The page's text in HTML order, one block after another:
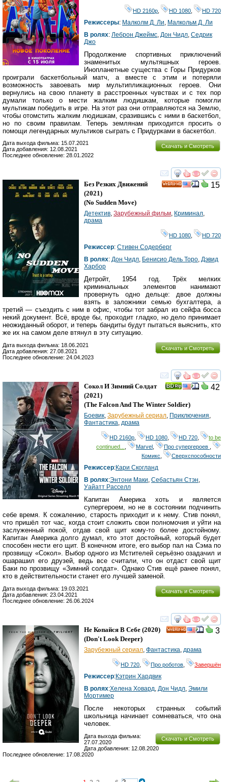
HD 2160р HD 1080 HD 720
Режиссеры: Малколм Д. Ли Малкольм Д. Ли
В ролях: Леброн Джеймс Дон Чидл Седрик
Джо
Продолжение спортивных приключений
знаменитых мультяшных героев.
Инопланетные существа с Горы Придурков
проиграли баскетбольный матч, а вместе с этим и потеряли
возможность завоевать мир мультипликационных героев. Они
вернулись на свою планету в расстроенных чувствах и с тех пор
думали только о мести жалким людишкам, которые помогли
мультикам победить в игре. На этот раз они отправляются на Землю,
чтобы отомстить жалким людишкам, сразившись с ними в баскетбол,
но по своим правилам. Теперь землянам приходится просить о
помощи легендарных мультиков сыграть с Придурками в баскетбол.
Скачать и Смотреть
Дата выхода фильма: 15.07.2021
Дата добавления: 12.08.2021
Последнее обновление: 28.01.2022
смотреть
15
Без Резких Движений
(2021)
(No Sudden Move)
Детектив, Зарубежный фильм, Криминал,
драма
HD 1080 HD 720
Режиссер: Стивен Содерберг
В ролях: Дон Чидл, Бенисио Дель Торо, Дэвид
Харбор
Детройт, 1954 год. Трёх мелких
криминальных элементов нанимают
провернуть одно дельце: двое должны
взять в заложники семью бухгалтера, а
третий — съездить с ним в офис, чтобы тот забрал из сейфа босса
некий документ. Всё, вроде бы, проходит гладко, но дело принимает
неожиданный оборот, и теперь бандиты будут пытаться выяснить, кто
же их на самом деле втянул в эту ситуацию.
Скачать и Смотреть
Дата выхода фильма: 18.06.2021
Дата добавления: 27.08.2021
Последнее обновление: 24.04.2023
смотреть
42
Сокол И Зимний Солдат
(2021)
(The Falcon And The Winter Soldier)
Боевик, Зарубежный сериал, Приключения,
Фантастика, драма
HD 2160р HD 1080 HD 720
to be
continued...
Marvel Про супергероев
Комикс
Сверхспособности
Режиссер:Кари Скогланд
В ролях:Энтони Маки, Себастьян Стэн,
Уайатт Расселл
Капитан Америка хоть и является
супергероем, но не в состоянии подчинить
себе время. К сожалению, старость приходит и к нему. Стив понял,
что пришёл тот час, когда стоит сложить свои полномочия и уйти на
заслуженный покой, отдав свой щит кому-то более достойному.
Капитан Америка долго думал, кто этот достойный, который будет
способен нести его щит. В конечном итоге, его выбор пал на Сэма по
прозвищу «Сокол». Выбор одного из Мстителей серьёзно озадачил и
ошарашил его друзей, ведь все считали, что он отдаст свой щит
Баки по прозвищу «Зимний солдат». Однако Стив ещё ранее понял,
кто в действительности станет его лучшей заменой.
Скачать и Смотреть
Дата выхода фильма: 19.03.2021
Дата добавления: 23.04.2021
Последнее обновление: 26.06.2024
смотреть
3
Не Копайся В Себе (2020)
(Don't Look Deeper)
Зарубежный сериал, Фантастика, драма
HD 720 Про роботов Завершён
Режиссер:Кэтрин Хардвик
В ролях:Хелена Ховард, Дон Чидл, Эмили
Мортимер
После некоторых странных событий
школьница начинает сомневаться, что она
человек.
Скачать и Смотреть
Дата выхода фильма:
27.07.2020
Дата добавления: 12.08.2020
Последнее обновление: 17.08.2020